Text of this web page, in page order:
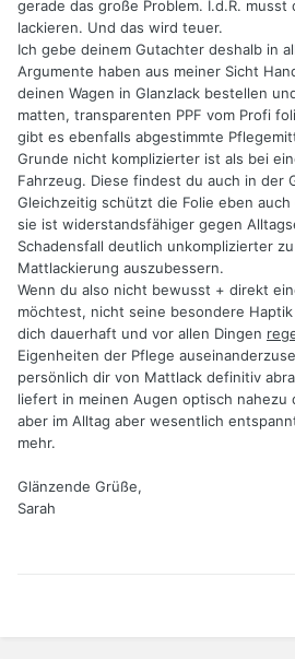
gerade das große Problem. I.d.R. musst
lackieren. Und das wird teuer.
Ich gebe deinem Gutachter deshalb in
Argumente haben aus meiner Sicht
deinen Wagen in Glanzlack bestellen
matten, transparenten PPF vom Profi
gibt es ebenfalls abgestimmte
Grunde nicht komplizierter ist als bei
Fahrzeug. Diese findest du auch in der
Gleichzeitig schützt die Folie eben
sie ist widerstandsfähiger gegen
Schadensfall deutlich unkomplizierter
Mattlackierung auszubessern.
Wenn du also nicht bewusst + direkt
möchtest, nicht seine besondere
dich dauerhaft und vor allen Dingen
Eigenheiten der Pflege
persönlich dir von Mattlack definitiv
liefert in meinen Augen optisch nahezu
aber im Alltag aber wesentlich
mehr.
Glänzende Grüße,
Sarah